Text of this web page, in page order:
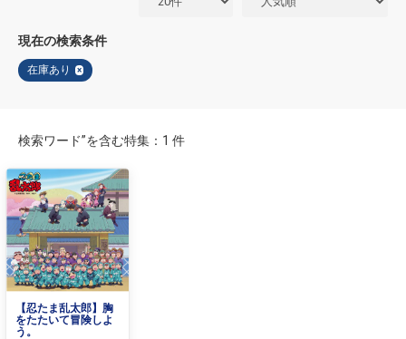
現在の検索条件
在庫あり ×
検索ワード”を含む特集：1 件
【忍たま乱太郎】胸
をたたいて冒険しよ
う。